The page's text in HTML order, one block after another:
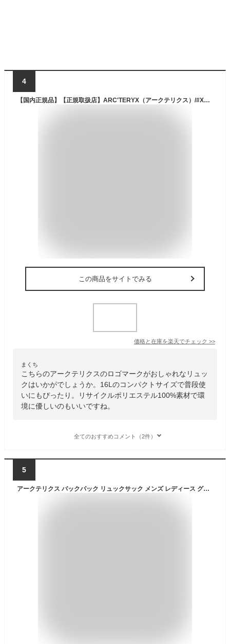
4
【国内正規品】【正規取扱店】ARC'TERYX（アークテリクス）/#X000010636 MANTIS16 DAYPACK（マンティス16ディパック）/black
この商品をサイトでみる
価格と在庫を楽天でチェック >>
まくち
こちらのアークテリクスのロゴマークがおしゃれなリュッ
クはいかがでしょうか。16Lのコンパクトサイズで普段使
いにもぴったり。リサイクルポリエステル100%素材で環
境に優しいのもいいですね。
全てのおすすめコメント（2件）
5
アークテリクス バックパック リュックサック メンズ レディース グランヴィル25バックパック ARC'TERYX GRANVILLE 25 BACKPACK X000010385 BLACK(ブラック) ONE